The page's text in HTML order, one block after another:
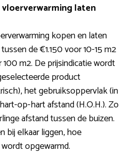
laten
kopen en laten
de €1.150 voor 10-15 m2
m2. De prijsindicatie wordt
product
het gebruiksoppervlak (in
op-hart afstand (H.O.H.). Zo
afstand tussen de buizen.
bij elkaar liggen, hoe
opgewarmd.